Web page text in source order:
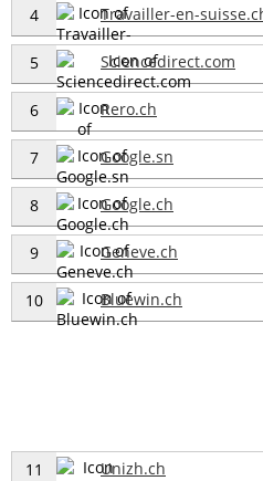
4 Travailler-en-
5 Sciencedirect.com
6 Rero.ch
7 Google.sn
8 Google.ch
9 Geneve.ch
10 Bluewin.ch
11 Unizh.ch